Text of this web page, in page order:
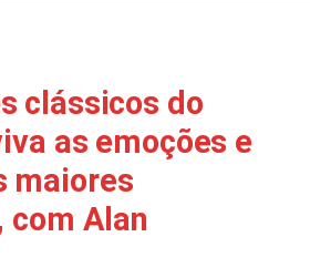
clássicos do
as emoções e
maiores
com Alan